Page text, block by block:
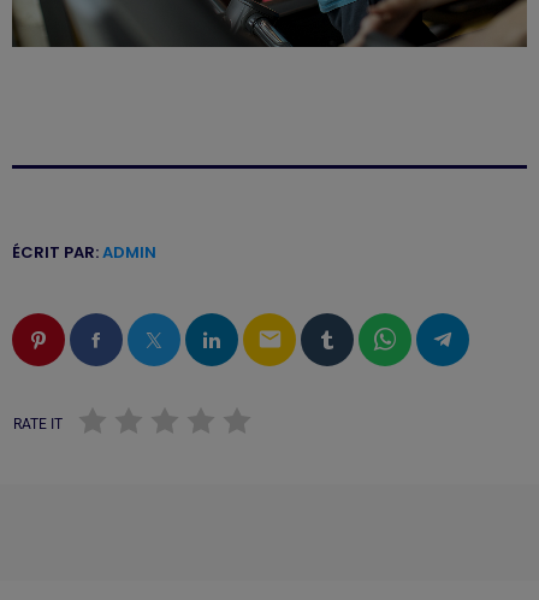
ÉCRIT PAR:ADMIN
email
RATE IT